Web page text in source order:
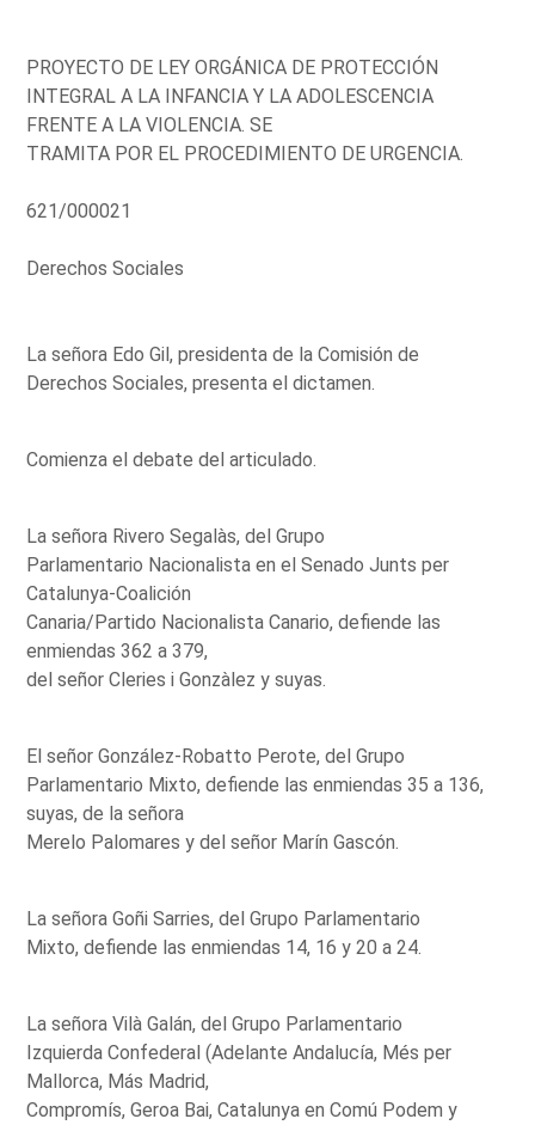
PROYECTO DE LEY ORGÁNICA DE PROTECCIÓN
INTEGRAL A LA INFANCIA Y LA ADOLESCENCIA
FRENTE A LA VIOLENCIA. SE
TRAMITA POR EL PROCEDIMIENTO DE URGENCIA.
621/000021
Derechos Sociales
La señora Edo Gil, presidenta de la Comisión de
Derechos Sociales, presenta el dictamen.
Comienza el debate del articulado.
La señora Rivero Segalàs, del Grupo
Parlamentario Nacionalista en el Senado Junts per
Catalunya-Coalición
Canaria/Partido Nacionalista Canario, defiende las
enmiendas 362 a 379,
del señor Cleries i Gonzàlez y suyas.
El señor González-Robatto Perote, del Grupo
Parlamentario Mixto, defiende las enmiendas 35 a 136,
suyas, de la señora
Merelo Palomares y del señor Marín Gascón.
La señora Goñi Sarries, del Grupo Parlamentario
Mixto, defiende las enmiendas 14, 16 y 20 a 24.
La señora Vilà Galán, del Grupo Parlamentario
Izquierda Confederal (Adelante Andalucía, Més per
Mallorca, Más Madrid,
Compromís, Geroa Bai, Catalunya en Comú Podem y